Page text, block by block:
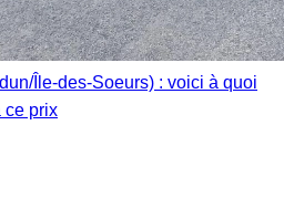
Île-des-Soeurs) : voici à quoi
ce prix